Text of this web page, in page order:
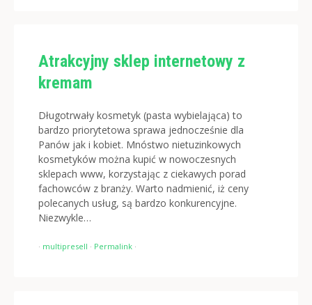
Atrakcyjny sklep internetowy z
kremam
Długotrwały kosmetyk (pasta wybielająca) to
bardzo priorytetowa sprawa jednocześnie dla
Panów jak i kobiet. Mnóstwo nietuzinkowych
kosmetyków można kupić w nowoczesnych
sklepach www, korzystając z ciekawych porad
fachowców z branży. Warto nadmienić, iż ceny
polecanych usług, są bardzo konkurencyjne.
Niezwykle…
· multipresell · Permalink ·